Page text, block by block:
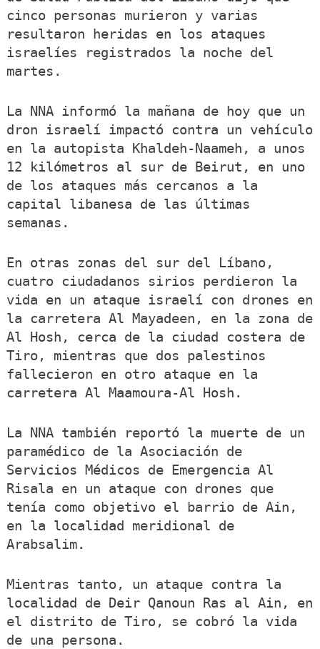
cinco personas murieron y varias
resultaron heridas en los ataques
israelíes registrados la noche del
martes.
La NNA informó la mañana de hoy que un
dron israelí impactó contra un vehículo
en la autopista Khaldeh-Naameh, a unos
12 kilómetros al sur de Beirut, en uno
de los ataques más cercanos a la
capital libanesa de las últimas
semanas.
En otras zonas del sur del Líbano,
cuatro ciudadanos sirios perdieron la
vida en un ataque israelí con drones en
la carretera Al Mayadeen, en la zona de
Al Hosh, cerca de la ciudad costera de
Tiro, mientras que dos palestinos
fallecieron en otro ataque en la
carretera Al Maamoura-Al Hosh.
La NNA también reportó la muerte de un
paramédico de la Asociación de
Servicios Médicos de Emergencia Al
Risala en un ataque con drones que
tenía como objetivo el barrio de Ain,
en la localidad meridional de
Arabsalim.
Mientras tanto, un ataque contra la
localidad de Deir Qanoun Ras al Ain, en
el distrito de Tiro, se cobró la vida
de una persona.